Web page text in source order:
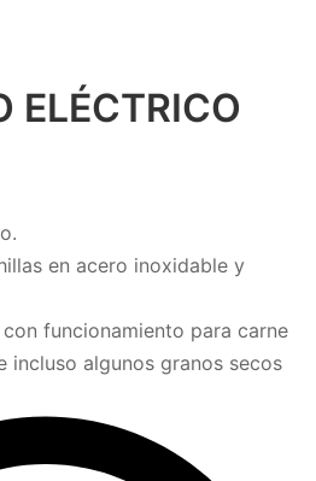
ELÉCTRICO
en acero inoxidable y
funcionamiento para carne
incluso algunos granos secos